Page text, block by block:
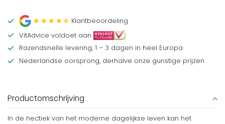
Klantbeoordeling
VitAdvice voldoet aan
Razendsnelle levering, 1 – 3 dagen in heel Europa
Nederlandse oorsprong, derhalve onze gunstige prijzen
Productomschrijving
In de hectiek van het moderne dagelijkse leven kan het